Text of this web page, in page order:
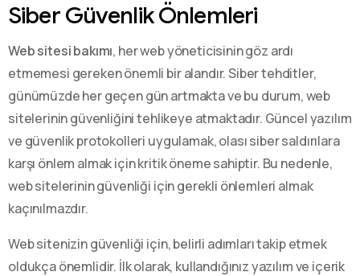
Siber Güvenlik Önlemleri
Web sitesi bakımı, her web yöneticisinin göz ardı
etmemesi gereken önemli bir alandır. Siber tehditler,
günümüzde her geçen gün artmakta ve bu durum, web
sitelerinin güvenliğini tehlikeye atmaktadır. Güncel yazılım
ve güvenlik protokolleri uygulamak, olası siber saldırılara
karşı önlem almak için kritik öneme sahiptir. Bu nedenle,
web sitelerinin güvenliği için gerekli önlemleri almak
kaçınılmazdır.
Web sitenizin güvenliği için, belirli adımları takip etmek
oldukça önemlidir. İlk olarak, kullandığınız yazılım ve içerik